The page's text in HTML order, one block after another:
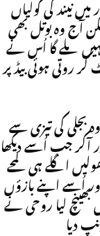
نیند کی گولیاں
آج وہ بوتل بھی
ملے گا اُس نے
روتی ہوئی بیڈ پر
بجلی کی تیزی سے
آکر جب اُسے دیکھا
اگلے ہی لمحے
اُسے اپنے بازؤں
لیا روحی نے
دیا